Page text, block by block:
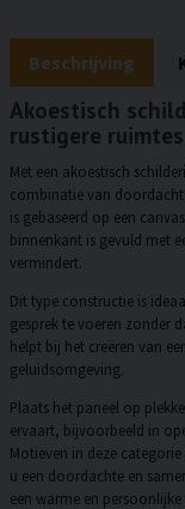
Beschrijving
Akoestisch
rustigere
Met een akoestisch
combinatie van
is gebaseerd op een
binnenkant is gevuld met
vermindert.
Dit type constructie is
gesprek te voeren zonder
helpt bij het creëren van
geluidsomgeving.
Plaats het paneel op
ervaart, bijvoorbeeld in
Motieven in deze
u een doordachte en
een warme en